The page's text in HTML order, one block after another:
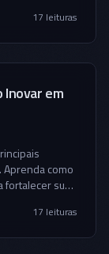
17 leituras
Inovar em
como
fortalecer sua
17 leituras